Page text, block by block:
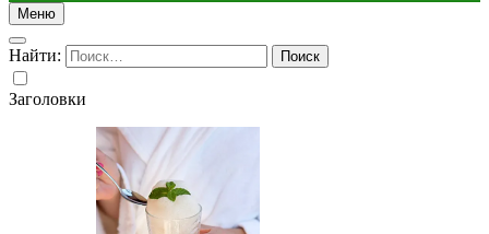
Меню
Найти:
Заголовки